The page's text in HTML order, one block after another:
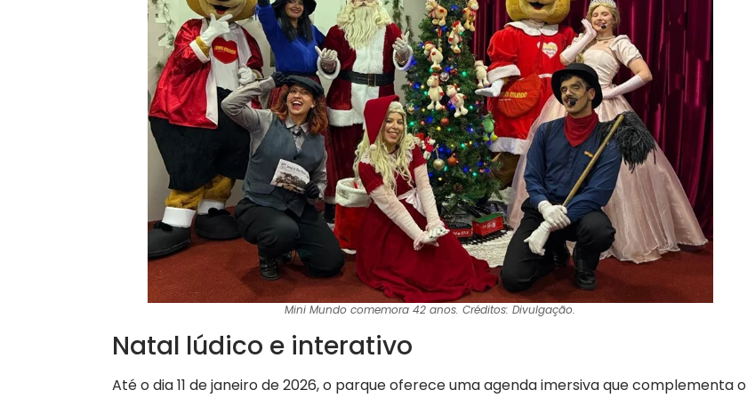
Mini Mundo comemora 42 anos. Créditos: Divulgação.
Natal lúdico e interativo
Até o dia 11 de janeiro de 2026, o parque oferece uma agenda imersiva que complementa o